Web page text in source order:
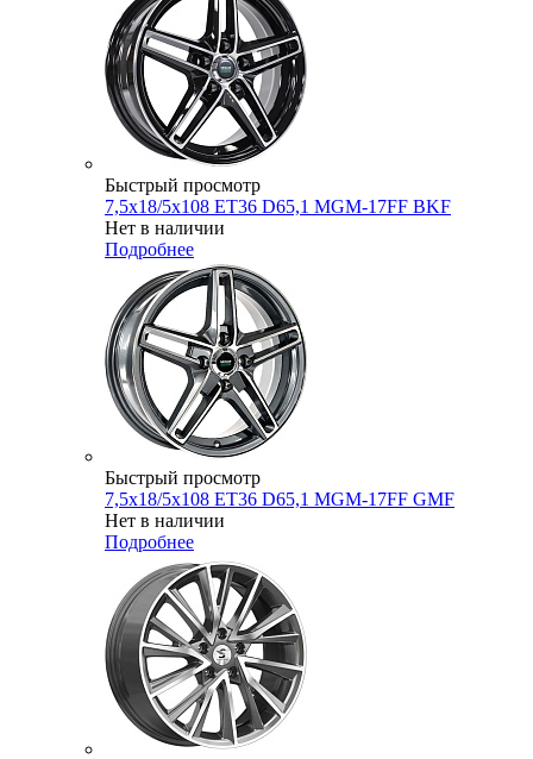
Быстрый просмотр
7,5x18/5x108 ET36 D65,1 MGM-17FF BKF
Нет в наличии
Подробнее
Быстрый просмотр
7,5x18/5x108 ET36 D65,1 MGM-17FF GMF
Нет в наличии
Подробнее